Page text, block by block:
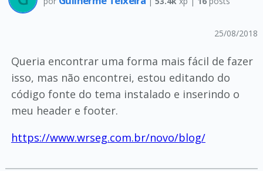
25/08/2018
Queria encontrar uma forma mais fácil de fazer
isso, mas não encontrei, estou editando do
código fonte do tema instalado e inserindo o
meu header e footer.
https://www.wrseg.com.br/novo/blog/